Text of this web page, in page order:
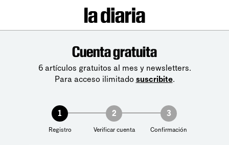
Cuenta gratuita
6 artículos gratuitos al mes y newsletters.
Para acceso ilimitado suscribite.
1
Registro
2
Verificar cuenta
3
Confirmación